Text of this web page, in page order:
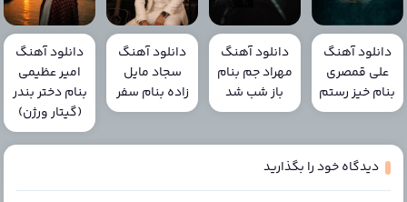
دانلود آهنگ
علی قمصری
بنام خیز رستم
دانلود آهنگ
مهراد جم بنام
باز شب شد
دانلود آهنگ
سجاد مایل
زاده بنام سفر
دانلود آهنگ
امیر عظیمی
بنام دختر بندر
(گیتار ورژن)
دیدگاه خود را بگذارید